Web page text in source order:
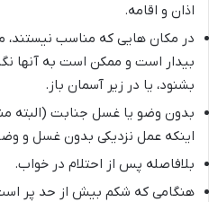
اذان و اقامه.
در مکان هایی که مناسب نیستند،
بیدار است و ممکن است به آنها
بشنود، یا در زیر آسمان باز.
بدون وضو یا غسل جنابت (البته
اینکه عمل نزدیکی بدون غسل و
بلافاصله پس از احتلام در خواب.
هنگامی که شکم بیش از حد پر